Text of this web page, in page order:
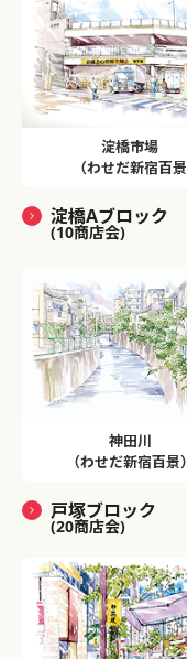
淀橋市場
（わせだ新宿百景
淀橋Aブロック
(10商店会)
神田川
（わせだ新宿百景）
戸塚ブロック
(20商店会)